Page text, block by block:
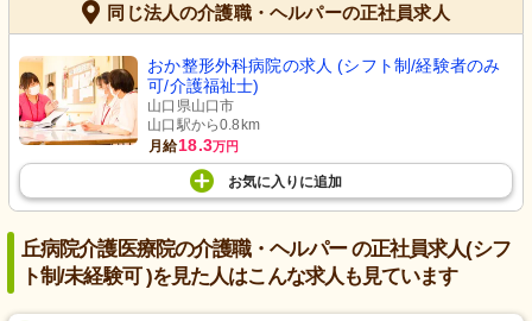
同じ法人の介護職・ヘルパーの正社員求人
おか整形外科病院の求人 (シフト制/経験者のみ
可/介護福祉士)
山口県山口市
山口駅から0.8km
月給18.3万円
お気に入り に追加
丘病院介護医療院の介護職・ヘルパー の正社員求人(シフ
ト制/未経験可 )を見た人はこんな求人も見ています